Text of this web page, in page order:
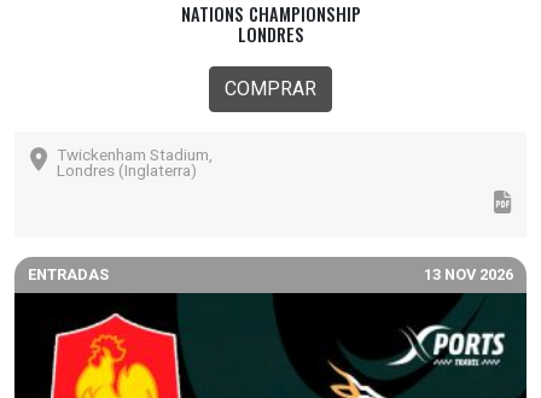
NATIONS CHAMPIONSHIP
LONDRES
COMPRAR
Twickenham Stadium,
Londres (Inglaterra)
ENTRADAS 13 NOV 2026